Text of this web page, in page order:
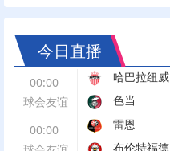
今日直播
00:00
球会友谊
哈巴拉纽威
色当
00:00
雷恩
布伦特福德